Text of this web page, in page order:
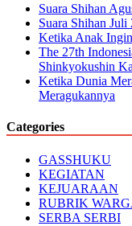
Suara Shihan
Suara Shihan Juli
Ketika Anak
The 27th
Shinkyokushin
Ketika Dunia
Meragukannya
Categories
GASSHUKU
KEGIATAN
KEJUARAAN
RUBRIK
SERBA SERBI